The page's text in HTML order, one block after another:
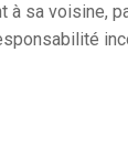
sa voisine,